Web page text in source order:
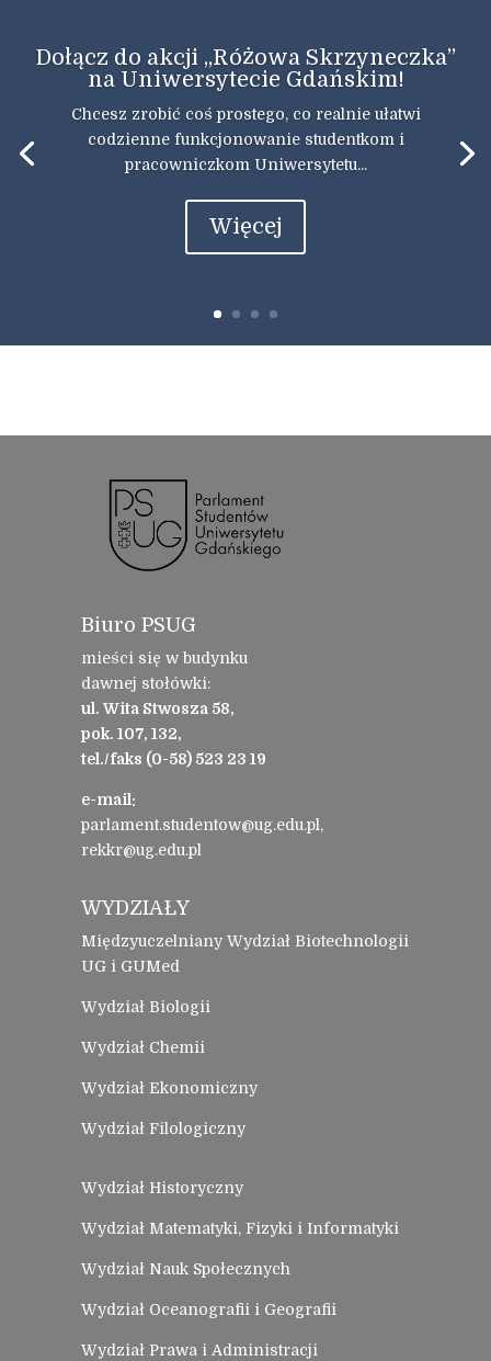
Dołącz do akcji „Różowa Skrzyneczka”
na Uniwersytecie Gdańskim!
Chcesz zrobić coś prostego, co realnie ułatwi
codzienne funkcjonowanie studentkom i
pracowniczkom Uniwersytetu...
Więcej
Biuro PSUG
mieści się w budynku
dawnej stołówki:
ul. Wita Stwosza 58,
pok. 107, 132,
tel./faks (0-58) 523 23 19
e-mail:
parlament.studentow@ug.edu.pl,
rekkr@ug.edu.pl
WYDZIAŁY
Międzyuczelniany Wydział Biotechnologii
UG i GUMed
Wydział Biologii
Wydział Chemii
Wydział Ekonomiczny
Wydział Filologiczny
Wydział Historyczny
Wydział Matematyki, Fizyki i Informatyki
Wydział Nauk Społecznych
Wydział Oceanografii i Geografii
Wydział Prawa i Administracji